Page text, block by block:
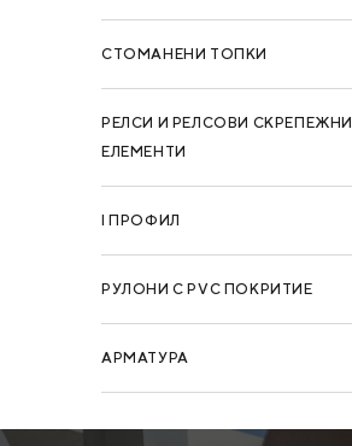
СТОМАНЕНИ ТОПКИ
РЕЛСИ И РЕЛСОВИ СКРЕПЕЖНИ
ЕЛЕМЕНТИ
I ПРОФИЛ
РУЛОНИ С PVC ПОКРИТИЕ
АРМАТУРА